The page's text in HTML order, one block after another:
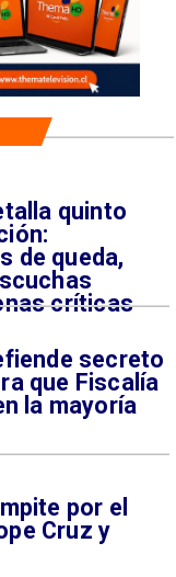
quinto
de queda,
críticas
secreto
que Fiscalía
la mayoría
por el
Cruz y